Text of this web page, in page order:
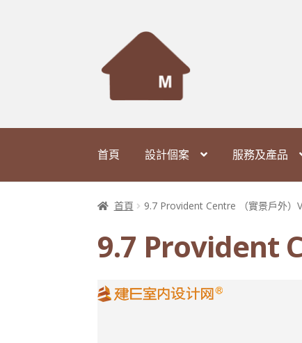
navigation
content
首頁 設計個案 服務及產品
首頁 9.7 Provident Centre （實景戶外）
9.7 Provident